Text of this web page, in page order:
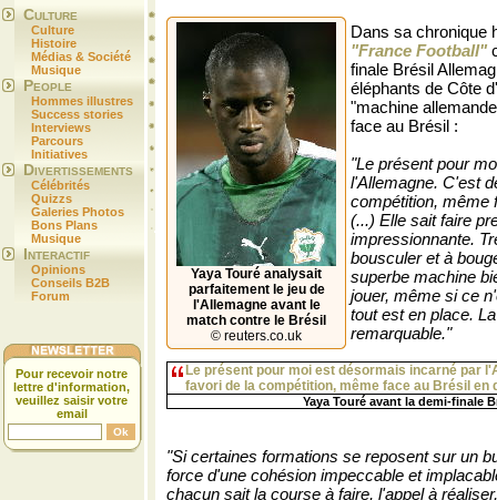
Culture
Culture
Histoire
Médias & Société
Musique
People
Hommes illustres
Success stories
Interviews
Parcours
Initiatives
Divertissements
Célébrités
Quizzs
Galeries Photos
Bons Plans
Musique
Interactif
Opinions
Conseils B2B
Forum
Pour recevoir notre
lettre d'information,
veuillez saisir votre
email
Yaya Touré analysait
parfaitement le jeu de
l'Allemagne avant le
match contre le Brésil
© reuters.co.uk
Dans sa chronique
"France Football"
finale Brésil
éléphants de Côte
"machine
face au Brésil :
"Le présent pour
l'Allemagne. C'est
compétition, même
(...) Elle sait faire
impressionnante.
bousculer et à
superbe machine
jouer, même si ce
tout est en place.
remarquable."
Le présent pour moi est désormais incarné par
favori de la compétition, même face au Brésil en
Yaya Touré avant la demi-finale
"Si certaines formations se reposent sur un
force d'une cohésion impeccable et
chacun sait la course à faire, l'appel à